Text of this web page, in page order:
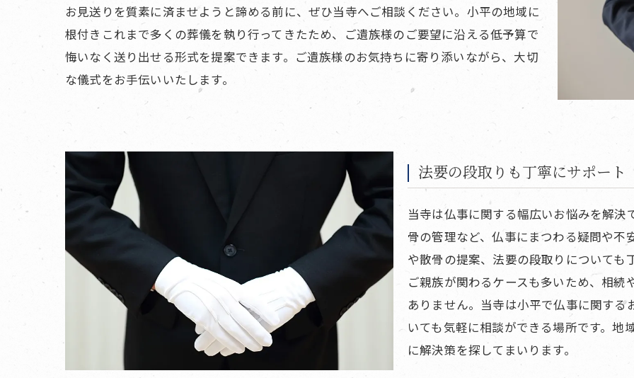
お見送りを質素に済ませようと諦める前に、ぜひ当寺へご相談ください。小平の地域に
根付きこれまで多くの葬儀を執り行ってきたため、ご遺族様のご要望に沿える低予算で
悔いなく送り出せる形式を提案できます。ご遺族様のお気持ちに寄り添いながら、大切
な儀式をお手伝いいたします。
法要の段取りも丁寧にサポート
当寺は仏事に関する幅広いお悩みを解
骨の管理など、仏事にまつわる疑問や
や散骨の提案、法要の段取りについて
ご親族が関わるケースも多いため、相
ありません。当寺は小平で仏事に関す
いても気軽に相談ができる場所です。
に解決策を探してまいります。